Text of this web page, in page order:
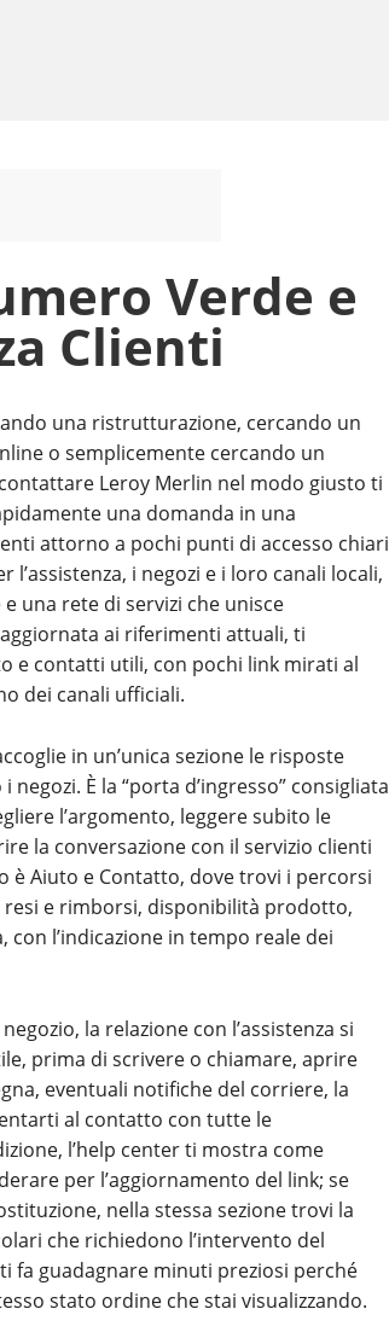
Verde e
Clienti
una ristrutturazione, cercando un
o semplicemente cercando un
Leroy Merlin nel modo giusto ti
una domanda in una
attorno a pochi punti di accesso chiari
i negozi e i loro canali locali,
una rete di servizi che unisce
ai riferimenti attuali, ti
e contatti utili, con pochi link mirati al
dei canali ufficiali.
in un’unica sezione le risposte
È la “porta d’ingresso” consigliata
l’argomento, leggere subito le
la conversazione con il servizio clienti
è Aiuto e Contatto, dove trovi i percorsi
e rimborsi, disponibilità prodotto,
l’indicazione in tempo reale dei
la relazione con l’assistenza si
prima di scrivere o chiamare, aprire
eventuali notifiche del corriere, la
al contatto con tutte le
l’help center ti mostra come
per l’aggiornamento del link; se
nella stessa sezione trovi la
che richiedono l’intervento del
fa guadagnare minuti preziosi perché
stato ordine che stai visualizzando.